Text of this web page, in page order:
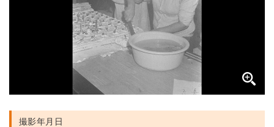
撮影年月日